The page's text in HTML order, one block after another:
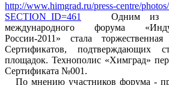
http://www.himgrad.ru/press-centre/
SECTION_ID=461
Одним из
международного форума
России-2011» стала
Сертификатов, подтверждающих
площадок. Технополис «Химград»
Сертификата №001.
По мнению участников форума -